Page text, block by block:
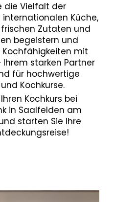
die Vielfalt der
Küche,
Zutaten und
begeistern und
Kochfähigkeiten mit
Ihrem starken Partner
für hochwertige
Kochkurse.
Kochkurs bei
in Saalfelden am
starten Sie Ihre